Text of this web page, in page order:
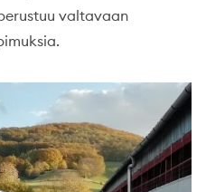
valtavaan